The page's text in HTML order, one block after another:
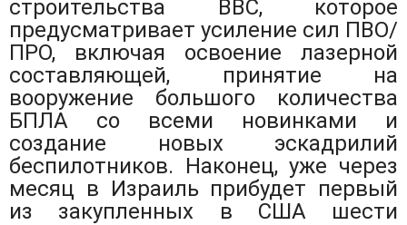
строительства ВВС, которое
предусматривает усиление сил ПВО/
ПРО, включая освоение лазерной
составляющей, принятие на
вооружение большого количества
БПЛА со всеми новинками и
создание новых эскадрилий
беспилотников. Наконец, уже через
месяц в Израиль прибудет первый
из закупленных в США шести